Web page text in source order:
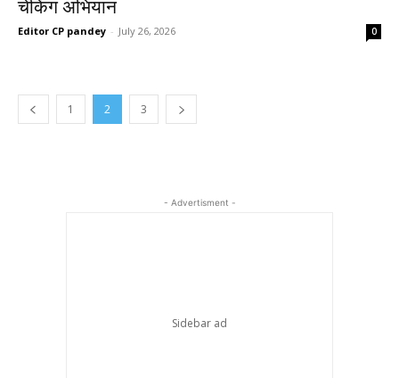
चेकिंग अभियान
Editor CP pandey - July 26, 2026 0
1 2 3
- Advertisment -